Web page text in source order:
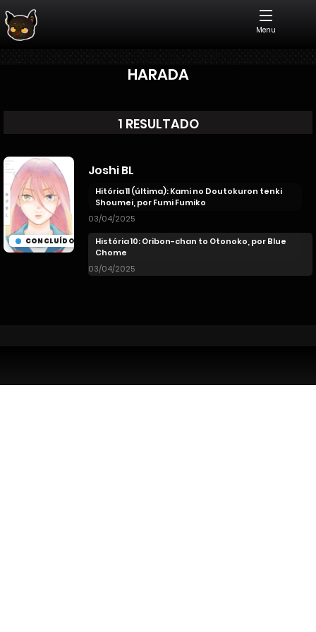
Menu
HARADA
1 RESULTADO
CONCLUÍDO
Joshi BL
Hitória 11 (última): Kami no Doutokuron tenki
Shoumei, por Fumi Fumiko
03/04/2025
História 10: Oribon-chan to Otonoko, por Blue
Chome
03/04/2025